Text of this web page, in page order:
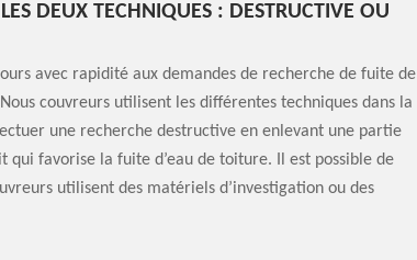
DEUX TECHNIQUES : DESTRUCTIVE OU
avec rapidité aux demandes de recherche de fuite de
couvreurs utilisent les différentes techniques dans la
une recherche destructive en enlevant une partie
qui favorise la fuite d’eau de toiture. Il est possible de
utilisent des matériels d’investigation ou des